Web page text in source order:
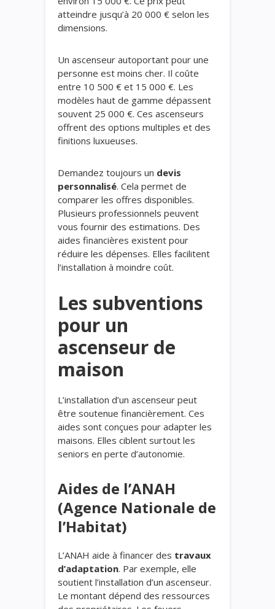
atteindre jusqu’à 20 000 € selon les
dimensions.
Un ascenseur autoportant pour une
personne est moins cher. Il coûte
entre 10 500 € et 15 000 €. Les
modèles haut de gamme dépassent
souvent 25 000 €. Ces ascenseurs
offrent des options multiples et des
finitions luxueuses.
Demandez toujours un devis
personnalisé. Cela permet de
comparer les offres disponibles.
Plusieurs professionnels peuvent
vous fournir des estimations. Des
aides financières existent pour
réduire les dépenses. Elles facilitent
l’installation à moindre coût.
Les subventions
pour un
ascenseur de
maison
L’installation d’un ascenseur peut
être soutenue financièrement. Ces
aides sont conçues pour adapter les
maisons. Elles ciblent surtout les
seniors en perte d’autonomie.
Aides de l’ANAH
(Agence Nationale de
l’Habitat)
L’ANAH aide à financer des travaux
d’adaptation. Par exemple, elle
soutient l’installation d’un ascenseur.
Le montant dépend des ressources